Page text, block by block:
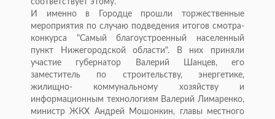
соответствует этому.
И именно в Городце прошли торжественные
мероприятия по случаю подведения итогов смотра-
конкурса "Самый благоустроенный населенный
пункт Нижегородской области". В них приняли
участие губернатор Валерий Шанцев, его
заместитель по строительству, энергетике,
жилищно- коммунальному хозяйству и
информационным технологиям Валерий Лимаренко,
министр ЖКХ Андрей Мошонкин, главы местного